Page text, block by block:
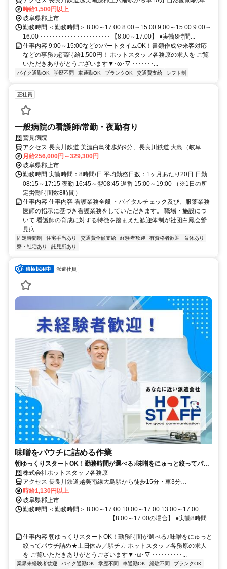
分) 相生駅(車18分) ･･････････････････････････････････ ●車・バイ
ク通勤OK！ ●無料駐車場あり♪ ●交通費支給いたします(※規定あり)
･･････････････････････････････････
時給1,500円以上
岐阜県郡上市
勤務時間 ＜勤務時間＞ 8:00～17:00 8:00～15:00 9:00～15:00 9:00～
16:00 ･･･････････････････････ 【8:00～17:00】 ●実働8時間...
仕事内容 9:00～15:00などのパートタイムOK！書類作成や来客対応
などの事務♪超高時給1,500円！ ホットスタッフ各務原の求人を ご覧
いただきありがとうございます▼･ω･▽ ･･･････...
バイク通勤OK 学歴不問 車通勤OK ブランクOK 交通費支給 シフト制
正社員
一般病院の看護師/常勤・夜勤有り
鷲見病院
アクセス 長良川鉄道 美濃白鳥徒歩約9分、長良川鉄道 大島（岐阜
県）徒歩約16分、長良川鉄道 大中徒歩約41分
月給256,000円～329,300円
岐阜県郡上市
勤務時間 実働時間：8時間/日 平均勤務日数：1ヶ月あたり20日 日勤
08:15～17:15 夜勤 16:45～翌08:45 遅番 15:00～19:00 （※1日の所
定労働時間数8時間）
仕事内容 仕事内容 看護業務全般 ・バイタルチェック及び、服薬業務
医師の指示に基づき看護業務をしていただきます。 職場・施設につ
いて 看護師の育成に対する特徴を踏まえた歓迎体制が社団白鳳会鷲
見病...
固定時間制 住宅手当あり 交通費全額支給 経験者歓迎 有資格者歓迎
育休あり
寮・社宅あり
託児所あり
派遣社員
味噌をパウチに詰める作業
朝ゆっくりスタートOK！勤務時間が選べる♪味噌をにゅっと絞ってパウ
チ詰め★土日休み／駅チカ
株式会社ホットスタッフ各務原
アクセス 長良川鉄道越美南線大島駅から徒歩15分・車3分
･･････････････････････････････････ ●車・バイク通勤OK！ ●無料駐
車場あり♪ ●交通費支給いたします(※規定あり)
･･････････････････････････････････
時給1,130円以上
岐阜県郡上市
勤務時間 ＜勤務時間＞ 8:00～17:00 10:00～17:00 13:00～17:00
････････････････････････････ 【8:00～17:00の場合】 ●実働8時間
...
仕事内容 朝ゆっくりスタートOK！勤務時間が選べる♪味噌をにゅっと
絞ってパウチ詰め★土日休み／駅チカ ホットスタッフ各務原の求人
を ご覧いただきありがとうございます▼･ω･▽ ･･････････...
業界未経験者歓迎 バイク通勤OK 学歴不問 車通勤OK 経験不問
ブランクOK